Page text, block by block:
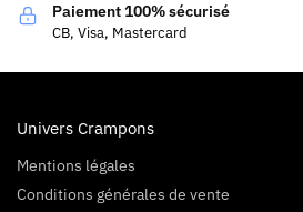
Paiement 100% sécurisé
CB, Visa, Mastercard
Univers Crampons
Mentions légales
Conditions générales de vente